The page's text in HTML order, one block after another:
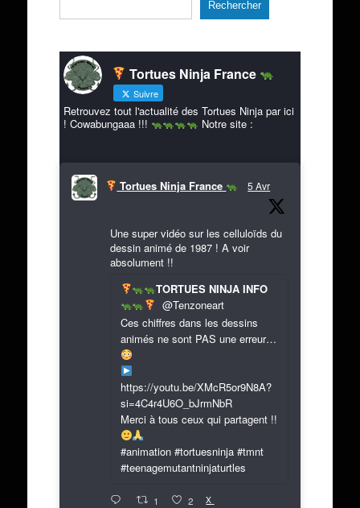
Rechercher
Tortues Ninja France
Suivre
Retrouvez tout l'actualité des Tortues Ninja par ici
! Cowabungaaa !!!
Notre site :
Tortues Ninja France 5 Avr
Une super vidéo sur les celluloïds du
dessin animé de 1987 ! A voir
absolument !!
TORTUES NINJA INFO
@Tenzoneart
Ces chiffres dans les dessins
animés ne sont PAS une erreur…
https://youtu.be/XMcR5or9N8A?
si=4C4r4U6O_bJrmNbR
Merci à tous ceux qui partagent !!
#animation #tortuesninja #tmnt
#teenagemutantninjaturtles
1 2 X